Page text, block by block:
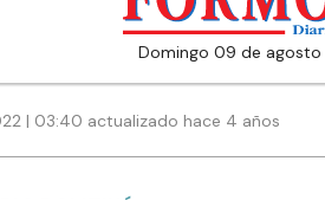
domingo 09 de
| 03:40 actualizado hace 4 años